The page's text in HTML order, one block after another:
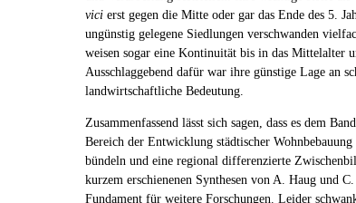
vici erst gegen die Mitte oder gar das Ende des 5.
ungünstig gelegene Siedlungen verschwanden
weisen sogar eine Kontinuität bis in das Mittelalter
Ausschlaggebend dafür war ihre günstige Lage an
landwirtschaftliche Bedeutung.
Zusammenfassend lässt sich sagen, dass es dem
Bereich der Entwicklung städtischer Wohnbebauung
bündeln und eine regional differenzierte
kurzem erschienenen Synthesen von A. Haug und
Fundament für weitere Forschungen. Leider